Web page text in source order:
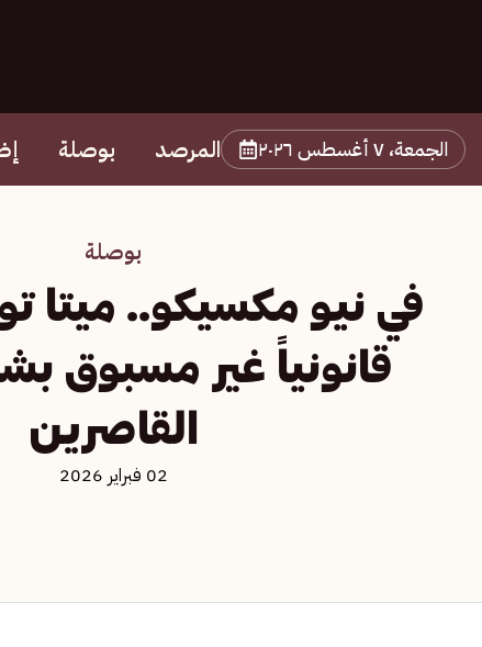
الجمعة، ٧ أغسطس ٢٠٢٦ المرصد بوصلة
بوصلة
في نيو مكسيكو.. ميتا
قانونياً غير مسبوق
القاصرين
02 فبراير 2026